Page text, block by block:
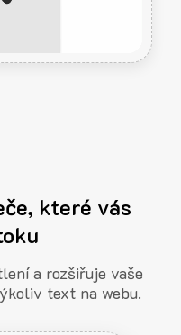
které vás
a rozšiřuje vaše
text na webu.